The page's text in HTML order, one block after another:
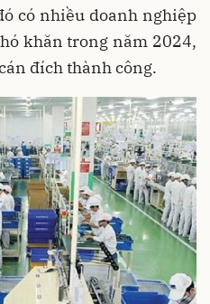
có nhiều doanh nghiệp
khăn trong năm 2024,
đích thành công.